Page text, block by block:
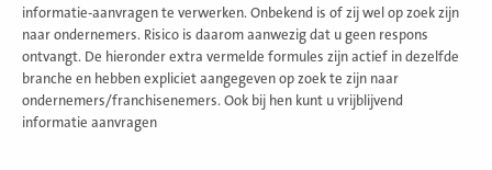
informatie-aanvragen te verwerken. Onbekend is of zij wel op zoek zijn
naar ondernemers. Risico is daarom aanwezig dat u geen respons
ontvangt. De hieronder extra vermelde formules zijn actief in dezelfde
branche en hebben expliciet aangegeven op zoek te zijn naar
ondernemers/franchisenemers. Ook bij hen kunt u vrijblijvend
informatie aanvragen